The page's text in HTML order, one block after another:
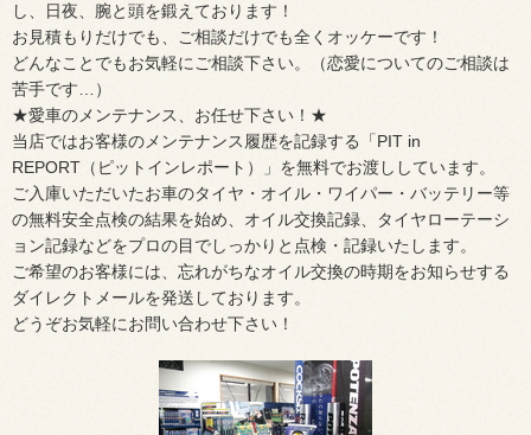
し、日夜、腕と頭を鍛えております！
お見積もりだけでも、ご相談だけでも全くオッケーです！
どんなことでもお気軽にご相談下さい。（恋愛についてのご相談は
苦手です…）
★愛車のメンテナンス、お任せ下さい！★
当店ではお客様のメンテナンス履歴を記録する「PIT in
REPORT（ピットインレポート）」を無料でお渡ししています。
ご入庫いただいたお車のタイヤ・オイル・ワイパー・バッテリー等
の無料安全点検の結果を始め、オイル交換記録、タイヤローテーシ
ョン記録などをプロの目でしっかりと点検・記録いたします。
ご希望のお客様には、忘れがちなオイル交換の時期をお知らせする
ダイレクトメールを発送しております。
どうぞお気軽にお問い合わせ下さい！